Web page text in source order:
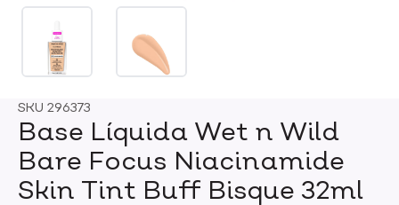
SKU 296373
Base Líquida Wet n Wild
Bare Focus Niacinamide
Skin Tint Buff Bisque 32ml